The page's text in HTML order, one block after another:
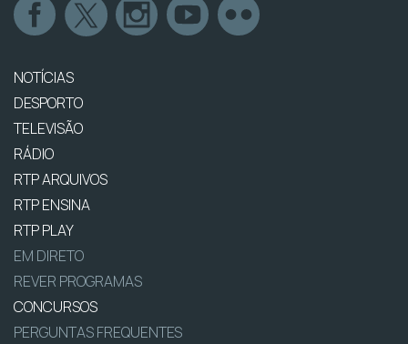
NOTÍCIAS
DESPORTO
TELEVISÃO
RÁDIO
RTP ARQUIVOS
RTP ENSINA
RTP PLAY
EM DIRETO
REVER PROGRAMAS
CONCURSOS
PERGUNTAS FREQUENTES